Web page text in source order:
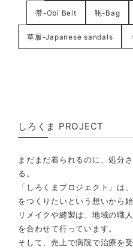
帯-Obi Belt 鞄-Bag
草履-Japanese sandals
しろくま PROJECT
まだまだ着られるのに、処分
る。
「しろくまプロジェクト」は
をつくりたいという想いから始
リメイクや縫製は、地域の職
を合わせて行っています。
そして、売上で病院で治療を